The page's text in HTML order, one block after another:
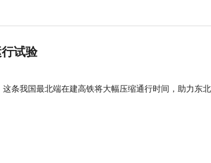
试验
条我国最北端在建高铁将大幅压缩通行时间，助力东